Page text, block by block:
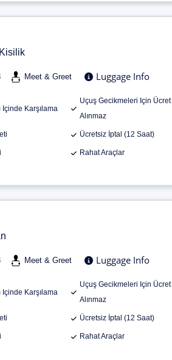
Meet & Greet Luggage Info
Içinde Karşılama
Uçuş Gecikmeleri Için Ücret
Alınmaz
Ücretsiz İptal (12 Saat)
Rahat Araçlar
Meet & Greet Luggage Info
Içinde Karşılama
Uçuş Gecikmeleri Için Ücret
Alınmaz
Ücretsiz İptal (12 Saat)
Rahat Araçlar